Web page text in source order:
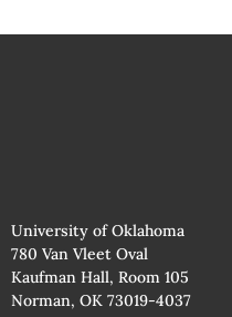
University of Oklahoma
780 Van Vleet Oval
Kaufman Hall, Room 105
Norman, OK 73019-4037